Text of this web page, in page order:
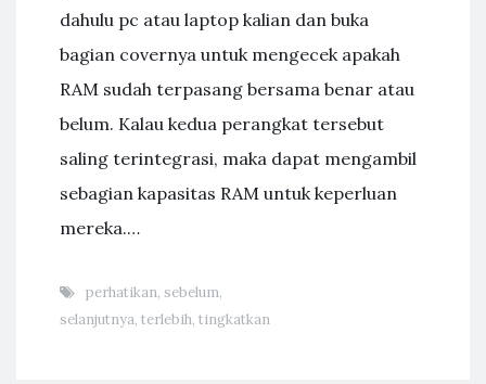
dahulu pc atau laptop kalian dan buka
bagian covernya untuk mengecek apakah
RAM sudah terpasang bersama benar atau
belum. Kalau kedua perangkat tersebut
saling terintegrasi, maka dapat mengambil
sebagian kapasitas RAM untuk keperluan
mereka.…
perhatikan, sebelum,
selanjutnya, terlebih, tingkatkan